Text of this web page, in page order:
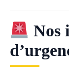
Nos